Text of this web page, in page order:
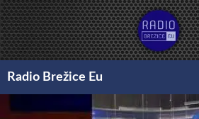
Preskoči
na
vsebino
Radio Brežice Eu